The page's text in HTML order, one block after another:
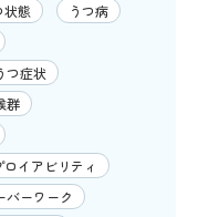
状態
うつ病
つ症状
群
ロイアビリティ
バーワーク